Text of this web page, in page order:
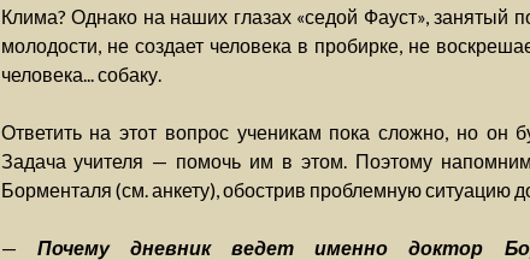
Клима? Однако на наших глазах «седой Фауст», занятый
молодости, не создает человека в пробирке, не
человека... собаку.
Ответить на этот вопрос ученикам пока сложно, но он
Задача учителя — помочь им в этом. Поэтому
Борменталя (см. анкету), обострив проблемную ситуацию
— Почему дневник ведет именно доктор